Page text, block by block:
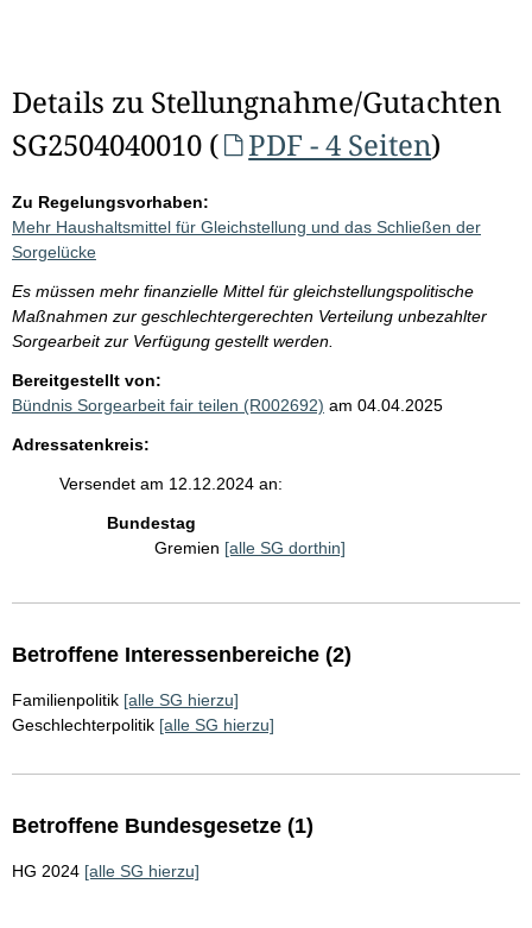
Details zu Stellungnahme/Gutachten
SG2504040010 (
PDF - 4 Seiten)
Zu Regelungsvorhaben:
Mehr Haushaltsmittel für Gleichstellung und das Schließen der
Sorgelücke
Es müssen mehr finanzielle Mittel für gleichstellungspolitische
Maßnahmen zur geschlechtergerechten Verteilung unbezahlter
Sorgearbeit zur Verfügung gestellt werden.
Bereitgestellt von:
Bündnis Sorgearbeit fair teilen (R002692) am 04.04.2025
Adressatenkreis:
Versendet am 12.12.2024 an:
Bundestag
Gremien [alle SG dorthin]
Betroffene Interessenbereiche (2)
Familienpolitik [alle SG hierzu]
Geschlechterpolitik [alle SG hierzu]
Betroffene Bundesgesetze (1)
HG 2024 [alle SG hierzu]